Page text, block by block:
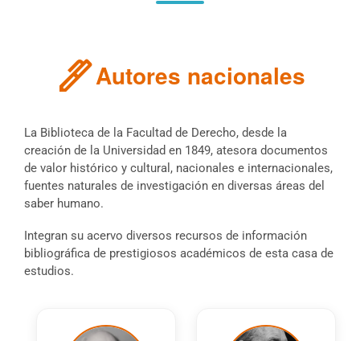
ink_penAutores nacionales
La Biblioteca de la Facultad de Derecho, desde la
creación de la Universidad en 1849, atesora documentos
de valor histórico y cultural, nacionales e internacionales,
fuentes naturales de investigación en diversas áreas del
saber humano.
Integran su acervo diversos recursos de información
bibliográfica de prestigiosos académicos de esta casa de
estudios.